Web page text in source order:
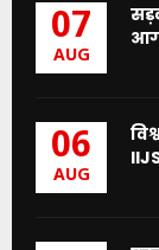
07
AUG
06
AUG